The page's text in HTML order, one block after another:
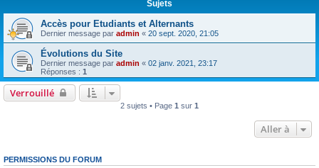
Sujets
Accès pour Etudiants et Alternants
Dernier message par admin « 20 sept. 2020, 21:05
Évolutions du Site
Dernier message par admin « 02 janv. 2021, 23:17
Réponses : 1
Verrouillé
2 sujets • Page 1 sur 1
Aller à
PERMISSIONS DU FORUM